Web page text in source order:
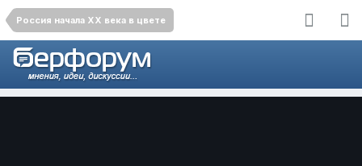
Россия начала ХХ века в цвете